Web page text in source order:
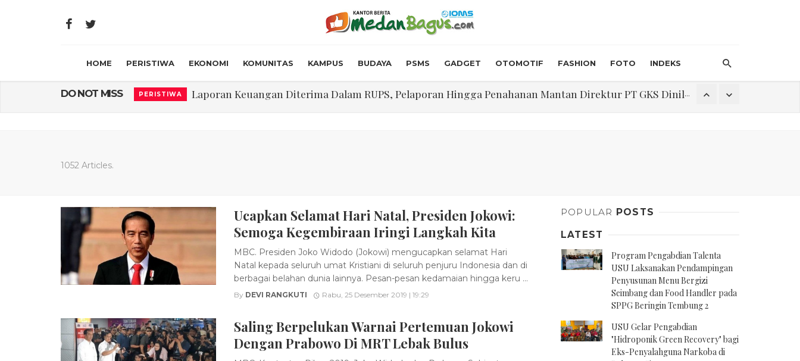
HOME PERISTIWA EKONOMI KOMUNITAS KAMPUS BUDAYA PSMS GADGET OTOMOTIF FASHION FOTO INDEKS
DO NOT MISS PERISTIWA Laporan Keuangan Diterima Dalam RUPS, Pelaporan Hingga Penahanan Mantan Direktur PT GKS Dinilai Rancu
PERISTIWA USU Gelar Pengabdian "Hidroponik Green Recovery" bagi Eks-Penyalahguna Narkoba di Belawan Sicanang
1052 Articles.
Ucapkan Selamat Hari Natal, Presiden Jokowi:
Semoga Kegembiraan Iringi Langkah Kita
MBC. Presiden Joko Widodo (Jokowi) mengucapkan selamat Hari
Natal kepada seluruh umat Kristiani di seluruh penjuru Indonesia dan di
berbagai belahan dunia lainnya. Pesan-pesan kedamaian hingga keru ...
By DEVI RANGKUTI Rabu, 25 Desember 2019 | 19:29
Saling Berpelukan Warnai Pertemuan Jokowi
Dengan Prabowo Di MRT Lebak Bulus
POPULAR POSTS
LATEST
Program Pengabdian Talenta
USU Laksanakan Pendampingan
Penyusunan Menu Bergizi
Seimbang dan Food Handler pada
SPPG Beringin Tembung 2
USU Gelar Pengabdian
"Hidroponik Green Recovery" bagi
Eks-Penyalahguna Narkoba di